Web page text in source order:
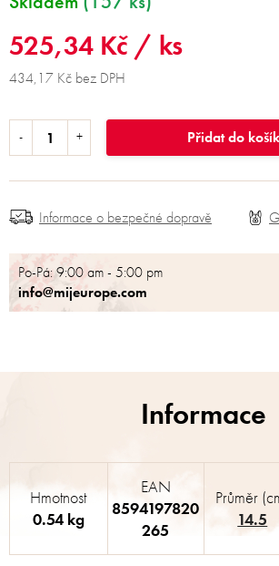
525,34 Kč / ks
434,17 Kč bez DPH
Přidat do
Po-Pá: 9:00 am - 5:00 pm
info@mijeurope.com
Informace o bezpečné dopravě
Hmotnost
0.54 kg
EAN
8594197820
265
Průměr
14.5